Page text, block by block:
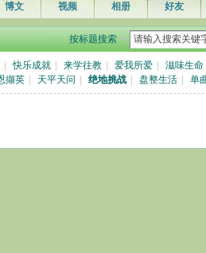
博文 视频 相册 好友
按标题搜索
快乐成就 来学往教 爱我所爱
滋味生命
撷英 天平天问 绝地挑战 盘整生活 单